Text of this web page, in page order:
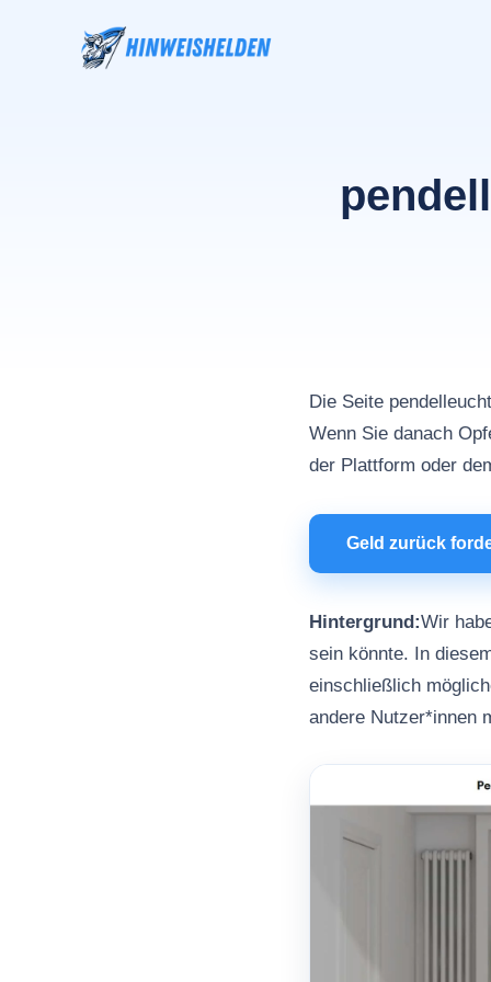
Die Seite
Wenn Sie danach
der Plattform oder
Geld zurück
Hintergrund:Wir
sein könnte. In
einschließlich
andere Nutzer*innen